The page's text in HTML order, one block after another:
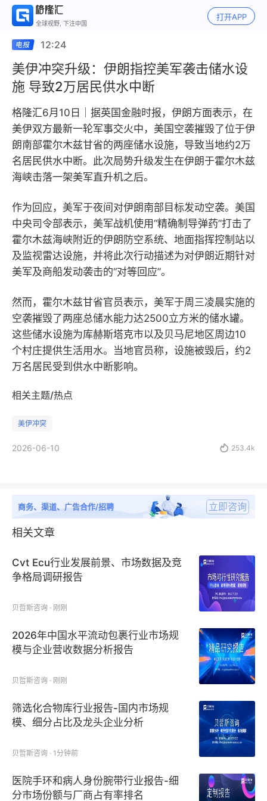
全球视野, 下注中国
打开APP
12:24
美伊冲突升级：伊朗指控美军袭击储水设
施 导致2万居民供水中断
格隆汇6月10日｜据英国金融时报，伊朗方面表示，在
美伊双方最新一轮军事交火中，美国空袭摧毁了位于伊
朗南部霍尔木兹甘省的两座储水设施，导致当地约2万
名居民供水中断。此次局势升级发生在伊朗于霍尔木兹
海峡击落一架美军直升机之后。
作为回应，美军于夜间对伊朗南部目标发动空袭。美国
中央司令部表示，美军战机使用“精确制导弹药”打击了
霍尔木兹海峡附近的伊朗防空系统、地面指挥控制站以
及监视雷达设施，并将此次行动描述为对伊朗近期针对
美军及商船发动袭击的“对等回应”。
然而，霍尔木兹甘省官员表示，美军于周三凌晨实施的
空袭摧毁了两座总储水能力达2500立方米的储水罐。
这些储水设施为库赫斯塔克市以及贝马尼地区周边10
个村庄提供生活用水。当地官员称，设施被毁后，约2
万名居民受到供水中断影响。
相关主题/热点
美伊冲突
2026-06-10  253.4k
商务、渠道、广告合作/招聘 立即咨询
相关文章
Cvt Ecu行业发展前景、市场数据及竞
争格局调研报告
贝哲斯咨询 · 刚刚
2026年中国水平流动包裹行业市场规
模与企业营收数据分析报告
贝哲斯咨询 · 刚刚
筛选化合物库行业报告-国内市场规
模、细分占比及龙头企业分析
贝哲斯咨询 · 1分钟前
医院手环和病人身份腕带行业报告-细
分市场份额与厂商占有率排名